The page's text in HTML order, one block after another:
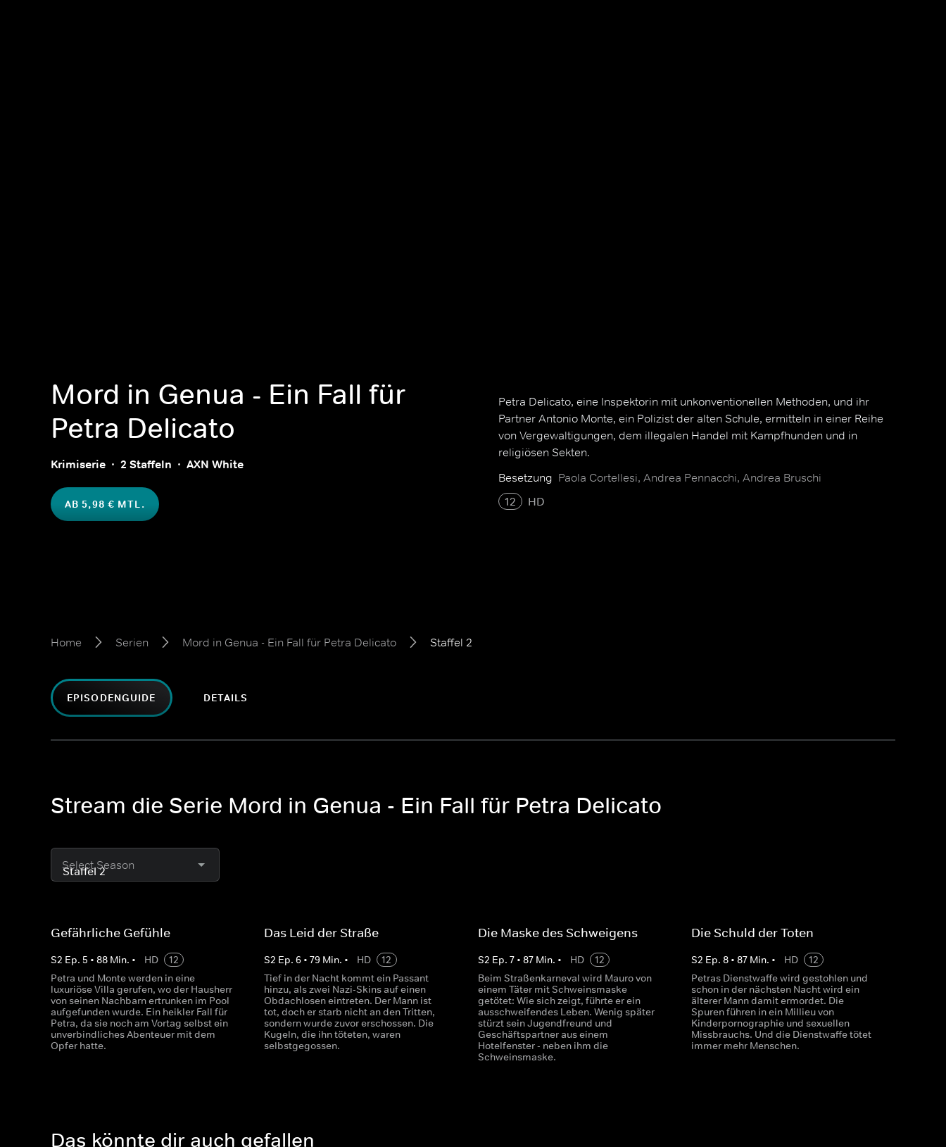
Mord in Genua - Ein Fall für
Petra Delicato
Krimiserie 2 Staffeln AXN White
AB 5,98 € MTL.
Petra Delicato, eine Inspektorin mit unkonventionellen Methoden, und ihr
Partner Antonio Monte, ein Polizist der alten Schule, ermitteln in einer Reihe
von Vergewaltigungen, dem illegalen Handel mit Kampfhunden und in
religiösen Sekten.
Besetzung Paola Cortellesi, Andrea Pennacchi, Andrea Bruschi
12
HD
Home Serien Mord in Genua - Ein Fall für Petra Delicato Staffel 2
EPISODENGUIDE DETAILS
Stream die Serie Mord in Genua - Ein Fall für Petra Delicato
Select Season
Gefährliche Gefühle
S2 Ep. 5 • 88 Min. • HD
12
Petra und Monte werden in eine
luxuriöse Villa gerufen, wo der Hausherr
von seinen Nachbarn ertrunken im Pool
aufgefunden wurde. Ein heikler Fall für
Petra, da sie noch am Vortag selbst ein
unverbindliches Abenteuer mit dem
Opfer hatte.
Das Leid der Straße
S2 Ep.6 •79 Min. • HD
12
Tief in der Nacht kommt ein Passant
hinzu, als zwei Nazi-Skins auf einen
Obdachlosen eintreten. Der Mann ist
tot, doch er starb nicht an den Tritten,
sondern wurde zuvor erschossen. Die
Kugeln, die ihn töteten, waren
selbstgegossen.
Die Maske des Schweigens
S2 Ep. 7• 87Min. • HD
12
Beim Straßenkarneval wird Mauro von
einem Täter mit Schweinsmaske
getötet: Wie sich zeigt, führte er ein
ausschweifendes Leben. Wenig später
stürzt sein Jugendfreund und
Geschäftspartner aus einem
Hotelfenster - neben ihm die
Schweinsmaske.
Die Schuld der Toten
S2 Ep. 8• 87Min. • HD
12
Petras Dienstwaffe wird gestohlen und
schon in der nächsten Nacht wird ein
älterer Mann damit ermordet. Die
Spuren führen in ein Millieu von
Kinderpornographie und sexuellen
Missbrauchs. Und die Dienstwaffe tötet
immer mehr Menschen.
Das könnte dir auch gefallen